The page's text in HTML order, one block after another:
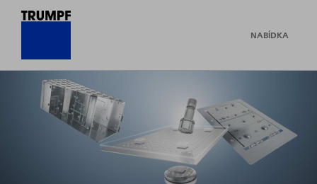
NABÍDKA